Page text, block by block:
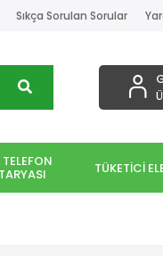
Sıkça Sorulan Sorular
TÜKETİCİ